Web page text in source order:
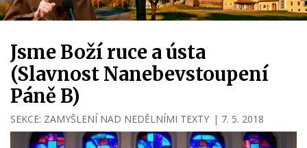
Jsme Boží ruce a ústa
(Slavnost Nanebevstoupení
Páně B)
SEKCE: ZAMYŠLENÍ NAD NEDĚLNÍMI TEXTY | 7. 5. 2018